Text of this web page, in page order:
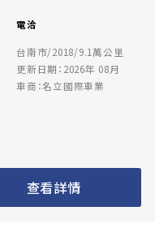
電洽
台南市/2018/9.1萬公里
更新日期：2026年 08月
車商：名立國際車業
查看詳情